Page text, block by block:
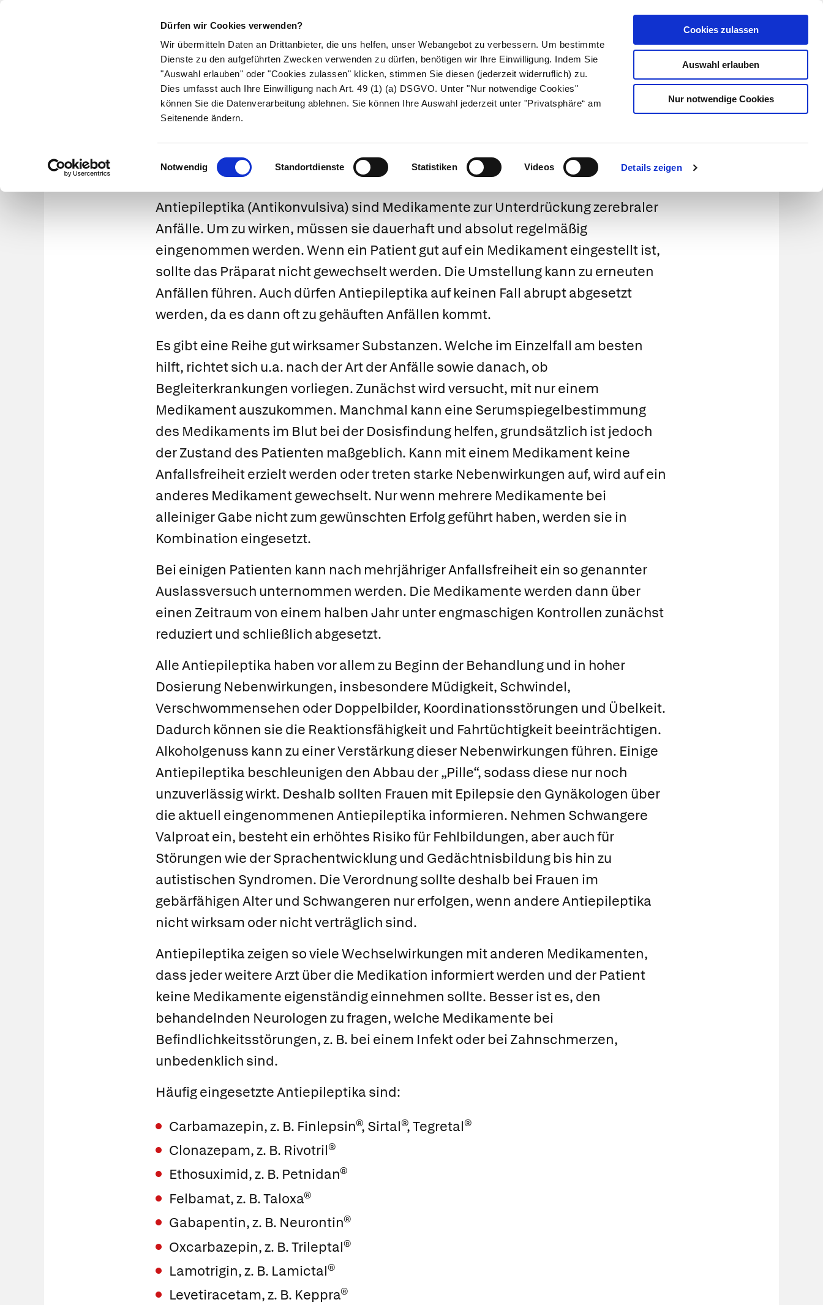
Dürfen wir Cookies verwenden?
Wir übermitteln Daten an Drittanbieter, die uns helfen, unser Webangebot zu verbessern. Um bestimmte
Dienste zu den aufgeführten Zwecken verwenden zu dürfen, benötigen wir Ihre Einwilligung. Indem Sie
"Auswahl erlauben" oder "Cookies zulassen" klicken, stimmen Sie diesen (jederzeit widerruflich) zu.
Dies umfasst auch Ihre Einwilligung nach Art. 49 (1) (a) DSGVO. Unter "Nur notwendige Cookies"
können Sie die Datenverarbeitung ablehnen. Sie können Ihre Auswahl jederzeit unter "Privatsphäre“ am
Seitenende ändern.
Einwilligungsauswahl
Notwendig Standortdienste Statistiken Videos Details zeigen
Cookies zulassen
Auswahl erlauben
Nur notwendige Cookies
Kundenlogin
Suche
Symptome Therapie Medikamente Naturheilkunde Eltern & Kind Gesund leben Über uns
Antiepileptika
Antiepileptika (Antikonvulsiva) sind Medikamente zur Unterdrückung zerebraler
Anfälle. Um zu wirken, müssen sie dauerhaft und absolut regelmäßig
eingenommen werden. Wenn ein Patient gut auf ein Medikament eingestellt ist,
sollte das Präparat nicht gewechselt werden. Die Umstellung kann zu erneuten
Anfällen führen. Auch dürfen Antiepileptika auf keinen Fall abrupt abgesetzt
werden, da es dann oft zu gehäuften Anfällen kommt.
Es gibt eine Reihe gut wirksamer Substanzen. Welche im Einzelfall am besten
hilft, richtet sich u.a. nach der Art der Anfälle sowie danach, ob
Begleiterkrankungen vorliegen. Zunächst wird versucht, mit nur einem
Medikament auszukommen. Manchmal kann eine Serumspiegelbestimmung
des Medikaments im Blut bei der Dosisfindung helfen, grundsätzlich ist jedoch
der Zustand des Patienten maßgeblich. Kann mit einem Medikament keine
Anfallsfreiheit erzielt werden oder treten starke Nebenwirkungen auf, wird auf ein
anderes Medikament gewechselt. Nur wenn mehrere Medikamente bei
alleiniger Gabe nicht zum gewünschten Erfolg geführt haben, werden sie in
Kombination eingesetzt.
Bei einigen Patienten kann nach mehrjähriger Anfallsfreiheit ein so genannter
Auslassversuch unternommen werden. Die Medikamente werden dann über
einen Zeitraum von einem halben Jahr unter engmaschigen Kontrollen zunächst
reduziert und schließlich abgesetzt.
Alle Antiepileptika haben vor allem zu Beginn der Behandlung und in hoher
Dosierung Nebenwirkungen, insbesondere Müdigkeit, Schwindel,
Verschwommensehen oder Doppelbilder, Koordinationsstörungen und Übelkeit.
Dadurch können sie die Reaktionsfähigkeit und Fahrtüchtigkeit beeinträchtigen.
Alkoholgenuss kann zu einer Verstärkung dieser Nebenwirkungen führen. Einige
Antiepileptika beschleunigen den Abbau der „Pille“, sodass diese nur noch
unzuverlässig wirkt. Deshalb sollten Frauen mit Epilepsie den Gynäkologen über
die aktuell eingenommenen Antiepileptika informieren. Nehmen Schwangere
Valproat ein, besteht ein erhöhtes Risiko für Fehlbildungen, aber auch für
Störungen wie der Sprachentwicklung und Gedächtnisbildung bis hin zu
autistischen Syndromen. Die Verordnung sollte deshalb bei Frauen im
gebärfähigen Alter und Schwangeren nur erfolgen, wenn andere Antiepileptika
nicht wirksam oder nicht verträglich sind.
Antiepileptika zeigen so viele Wechselwirkungen mit anderen Medikamenten,
dass jeder weitere Arzt über die Medikation informiert werden und der Patient
keine Medikamente eigenständig einnehmen sollte. Besser ist es, den
behandelnden Neurologen zu fragen, welche Medikamente bei
Befindlichkeitsstörungen, z. B. bei einem Infekt oder bei Zahnschmerzen,
unbedenklich sind.
Häufig eingesetzte Antiepileptika sind:
Carbamazepin, z. B. Finlepsin®, Sirtal®,Tegretal®
Clonazepam, z. B. Rivotril®
Ethosuximid, z. B. Petnidan®
Felbamat, z. B.Taloxa®
Gabapentin, z. B. Neurontin®
Oxcarbazepin, z. B.Trileptal®
Lamotrigin, z. B. Lamictal®
Levetiracetam, z. B. Keppra®